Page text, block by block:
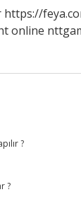
https://
online
?
?